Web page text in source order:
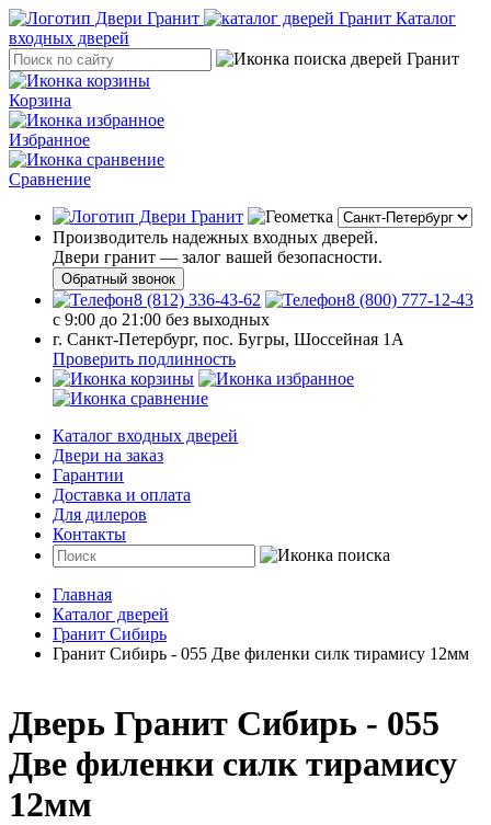
Каталог
входных дверей
Корзина
Избранное
Сравнение
Производитель надежных входных дверей.
Двери гранит — залог вашей безопасности.
Обратный звонок
8 (812) 336-43-62
8 (800) 777-12-43
с 9:00 до 21:00 без выходных
г. Санкт-Петербург, пос. Бугры, Шоссейная 1А
Проверить подлинность
Каталог входных дверей
Двери на заказ
Гарантии
Доставка и оплата
Для дилеров
Контакты
Главная
Каталог дверей
Гранит Сибирь
Гранит Сибирь - 055 Две филенки силк тирамису 12мм
Дверь Гранит Сибирь - 055
Две филенки силк тирамису
12мм